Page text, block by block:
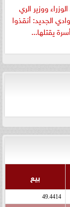
ووزير الري
الجديد: أنقذوا
بيع
49.4414